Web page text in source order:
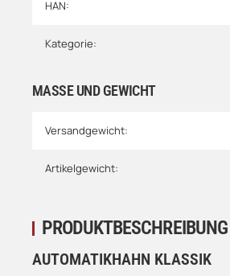
HAN:
Kategorie:
MASSE UND GEWICHT
Versandgewicht:
Artikelgewicht:
PRODUKTBESCHREIBUNG
AUTOMATIKHAHN KLASSIK